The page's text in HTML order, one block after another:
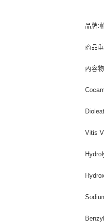
品牌:
商品
內容
Vitis